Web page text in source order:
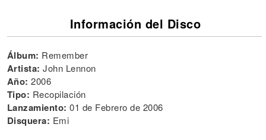
Información del Disco
Álbum: Remember
Artista: John Lennon
Año: 2006
Tipo: Recopilación
Lanzamiento: 01 de Febrero de 2006
Disquera: Emi